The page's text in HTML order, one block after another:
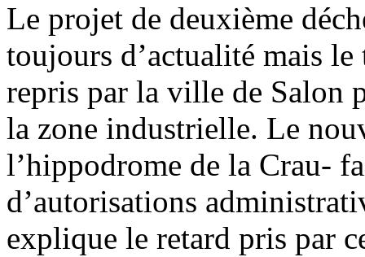
Le projet de deuxième
toujours d’actualité mais
repris par la ville de Salon
la zone industrielle. Le
l’hippodrome de la Crau-
d’autorisations
explique le retard pris par